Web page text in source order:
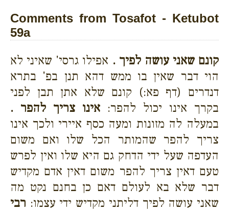
Comments from Tosafot - Ketubot
59a
קונם שאני עושה לפיך . אפילו גרסי' שאיני לא
הוי דבר שאין בו ממש דהא תנן בפ' בתרא
דנדרים (דף פא:) קונם שלא אתן תבן לפני
בקרך אינו יכול להפר: אינו צריך להפר .
במעלה לה מזונות ומעה כסף איירי ולכך אינו
צריך להפר שהמותר הכל שלו ואם משום
העדפה שעל ידי הדחק גם היא שלו ואין לפרש
טעם דאין צריך להפר משום דאין אדם מקדיש
דבר שלא בא לעולם דאם כן בחנם נקט מה
שאני עושה לפיך דליתני מקדיש ידי עצמו: רבי